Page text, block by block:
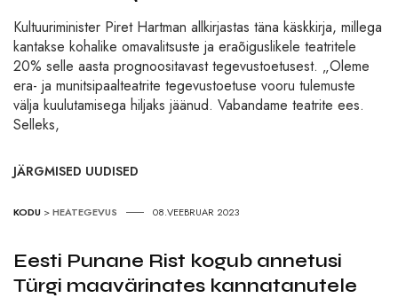
Kultuuriminister Piret Hartman allkirjastas täna käskkirja, millega
kantakse kohalike omavalitsuste ja eraõiguslikele teatritele
20% selle aasta prognoositavast tegevustoetusest. „Oleme
era- ja munitsipaalteatrite tegevustoetuse vooru tulemuste
välja kuulutamisega hiljaks jäänud. Vabandame teatrite ees.
Selleks,
JÄRGMISED UUDISED
KODU >HEATEGEVUS 08.VEEBRUAR 2023
Eesti Punane Rist kogub annetusi
Türgi maavärinates kannatanutele